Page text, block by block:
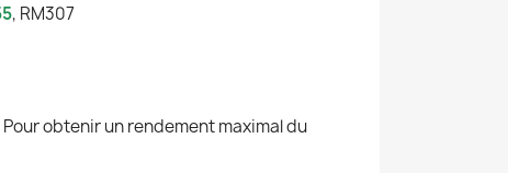
, RM307
obtenir un rendement maximal du